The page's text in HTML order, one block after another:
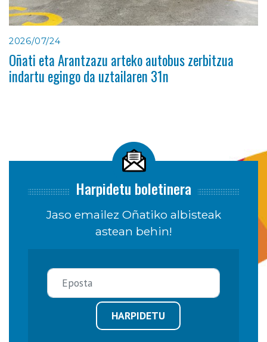
2026/07/24
Oñati eta Arantzazu arteko autobus zerbitzua
indartu egingo da uztailaren 31n
Harpidetu boletinera
Jaso emailez Oñatiko albisteak
astean behin!
HARPIDETU